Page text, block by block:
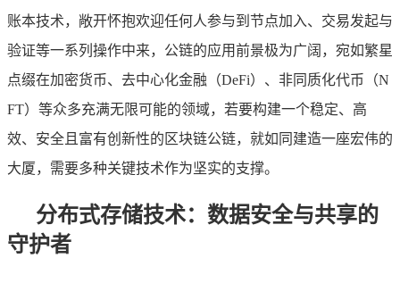
账本技术，敞开怀抱欢迎任何人参与到节点加入、交易发起与
验证等一系列操作中来，公链的应用前景极为广阔，宛如繁星
点缀在加密货币、去中心化金融（DeFi）、非同质化代币（N
FT）等众多充满无限可能的领域，若要构建一个稳定、高
效、安全且富有创新性的区块链公链，就如同建造一座宏伟的
大厦，需要多种关键技术作为坚实的支撑。
分布式存储技术：数据安全与共享的
守护者